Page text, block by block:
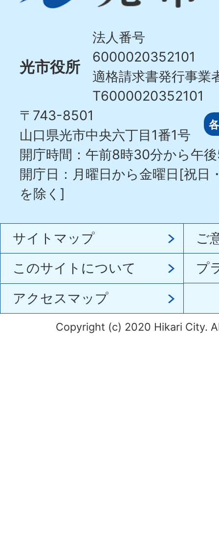
Hikari
光市役所
法人番号
6000020352101
適格請求書発行事業
T6000020352101
〒743-8501
山口県光市中央六丁目1番1号
開庁時間：午前8時30分から午
開庁日：月曜日から金曜日[祝日
を除く]
サイトマップ
ご
このサイトについて
プ
アクセスマップ
Copyright (c) 2020 Hikari City.